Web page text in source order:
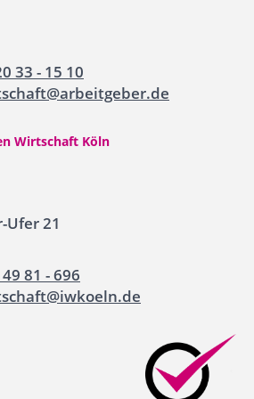
33 - 15 10
Wirtschaft Köln
Ufer 21
81 - 696